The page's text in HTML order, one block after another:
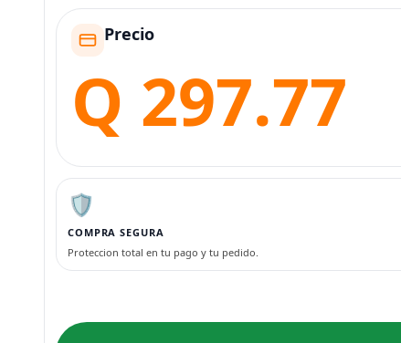
Precio
Q 297.77
🛡️
COMPRA SEGURA
Proteccion total en tu pago y tu pedido.